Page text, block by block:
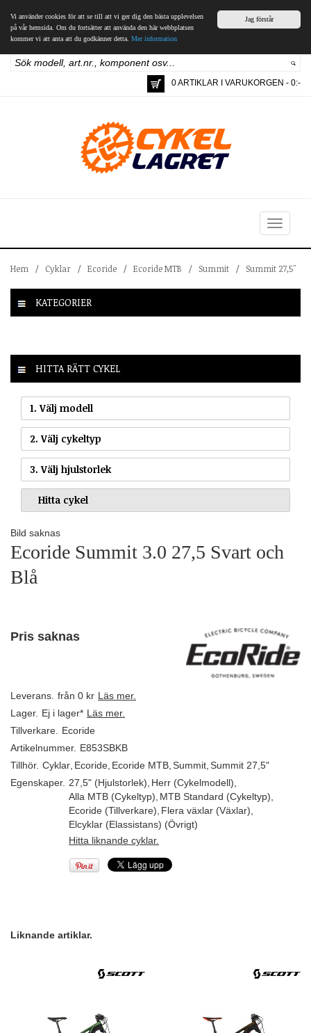
Jag förstår
Vi använder cookies för att se till att vi ger dig den bästa upplevelsen
på vår hemsida. Om du fortsätter att använda den här webbplatsen
kommer vi att anta att du godkänner detta. Mer information
0 ARTIKLAR I VARUKORGEN - 0:-
Toggle
navigation
Hem / Cyklar / Ecoride / Ecoride MTB / Summit / Summit 27,5"
KATEGORIER
HITTA RÄTT CYKEL
1. Välj modell
2. Välj cykeltyp
3. Välj hjulstorlek
Bild saknas
Ecoride Summit 3.0 27,5 Svart och
Blå
Pris saknas
Leverans. från 0 kr Läs mer.
Lager. Ej i lager* Läs mer.
Tillverkare.
Ecoride
Artikelnummer. E853SBKB
Tillhör. Cyklar Ecoride Ecoride MTB Summit Summit 27,5"
Egenskaper. 27,5" (Hjulstorlek) Herr (Cykelmodell)
Alla MTB (Cykeltyp) MTB Standard (Cykeltyp)
Ecoride (Tillverkare) Flera växlar (Växlar)
Elcyklar (Elassistans) (Övrigt)
Hitta liknande cyklar.
Liknande artiklar.